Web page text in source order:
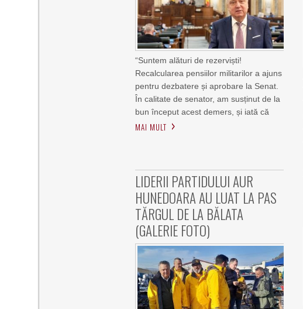
“Suntem alături de rezerviști!
Recalcularea pensiilor militarilor a ajuns
pentru dezbatere și aprobare la Senat.
În calitate de senator, am susținut de la
bun început acest demers, și iată că
MAI MULT
LIDERII PARTIDULUI AUR
HUNEDOARA AU LUAT LA PAS
TĂRGUL DE LA BĂLATA
(GALERIE FOTO)